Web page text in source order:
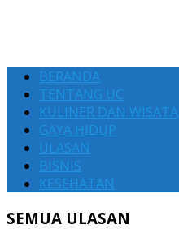
BERANDA
TENTANG UC
KULINER DAN WISATA
GAYA HIDUP
ULASAN
BISNIS
KESEHATAN
SEMUA ULASAN